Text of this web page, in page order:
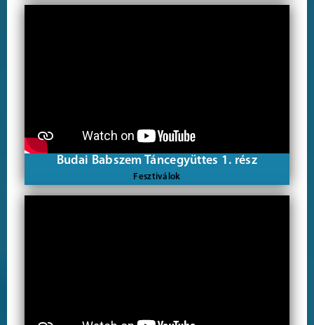
Budai Babszem Táncegyüttes 1. rész
Fesztiválok